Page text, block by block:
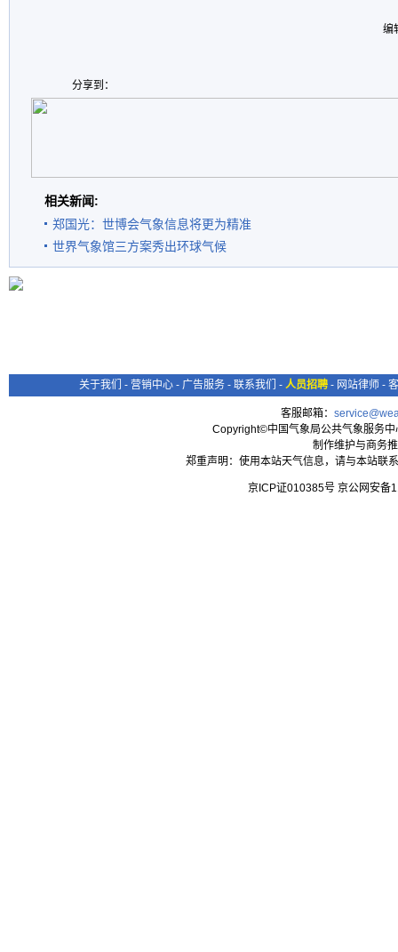
编
分享到：
相关新闻:
郑国光：世博会气象信息将更为精准
世界气象馆三方案秀出环球气候
关于我们 - 营销中心 - 广告服务 - 联系我们 - 人员招聘 - 网站律师 -
客服邮箱：
Copyright©中国气象局公共气象服务
制作维护与商务
郑重声明：使用本站天气信息，请与本站联
京ICP证010385号 京公网安备